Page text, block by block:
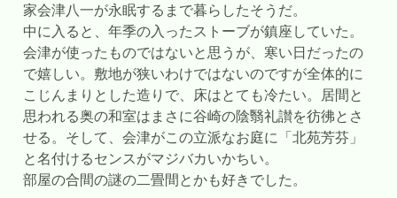
家会津八一が永眠するまで暮らしたそうだ。
中に入ると、年季の入ったストーブが鎮座していた。
会津が使ったものではないと思うが、寒い日だったの
で嬉しい。敷地が狭いわけではないのですが全体的に
こじんまりとした造りで、床はとても冷たい。居間と
思われる奥の和室はまさに谷崎の陰翳礼讃を彷彿とさ
せる。そして、会津がこの立派なお庭に「北苑芳芬」
と名付けるセンスがマジバカいかちい。
部屋の合間の謎の二畳間とかも好きでした。